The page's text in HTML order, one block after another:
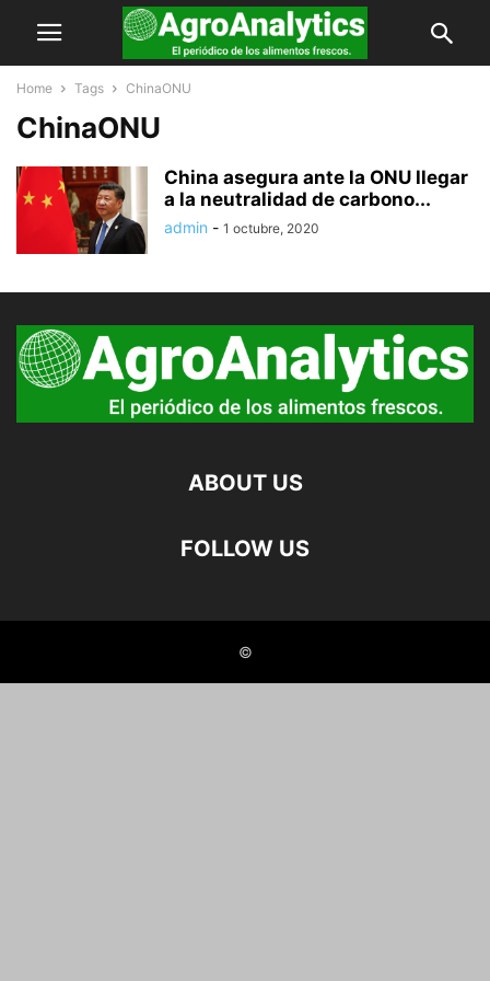
Home Tags ChinaONU
ChinaONU
China asegura ante la ONU llegar
a la neutralidad de carbono...
admin - 1 octubre, 2020
ABOUT US
FOLLOW US
©